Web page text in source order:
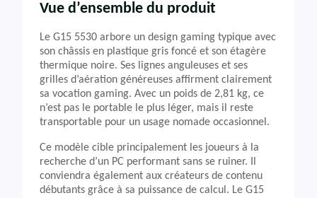
Vue d’ensemble du produit
Le G15 5530 arbore un design gaming typique avec
son châssis en plastique gris foncé et son étagère
thermique noire. Ses lignes anguleuses et ses
grilles d’aération généreuses affirment clairement
sa vocation gaming. Avec un poids de 2,81 kg, ce
n’est pas le portable le plus léger, mais il reste
transportable pour un usage nomade occasionnel.
Ce modèle cible principalement les joueurs à la
recherche d’un PC performant sans se ruiner. Il
conviendra également aux créateurs de contenu
débutants grâce à sa puissance de calcul. Le G15